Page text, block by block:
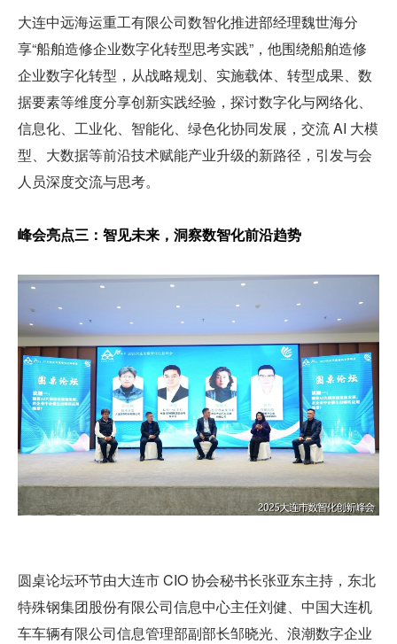
大连中远海运重工有限公司数智化推进部经理魏世海分
享“船舶造修企业数字化转型思考实践”，他围绕船舶造修
企业数字化转型，从战略规划、实施载体、转型成果、数
据要素等维度分享创新实践经验，探讨数字化与网络化、
信息化、工业化、智能化、绿色化协同发展，交流 AI 大模
型、大数据等前沿技术赋能产业升级的新路径，引发与会
人员深度交流与思考。
峰会亮点三：智见未来，洞察数智化前沿趋势
圆桌论坛环节由大连市 CIO 协会秘书长张亚东主持，东北
特殊钢集团股份有限公司信息中心主任刘健、中国大连机
车车辆有限公司信息管理部副部长邹晓光、浪潮数字企业